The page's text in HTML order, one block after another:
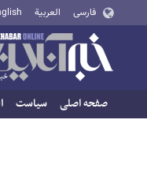
فارسی العربية
صفحه اصلی سیاست